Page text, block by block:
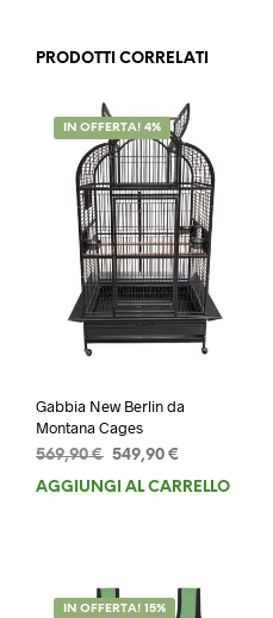
PRODOTTI CORRELATI
IN OFFERTA! 4%
Gabbia New Berlin da
Montana Cages
569,90€ Il
prezzo
549,90 €
prezzo
AGGIUNGI AL CARRELLO
IN OFFERTA! 15%